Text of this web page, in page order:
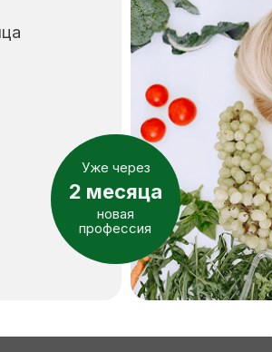
2 месяца
Уже через
новая
профессия